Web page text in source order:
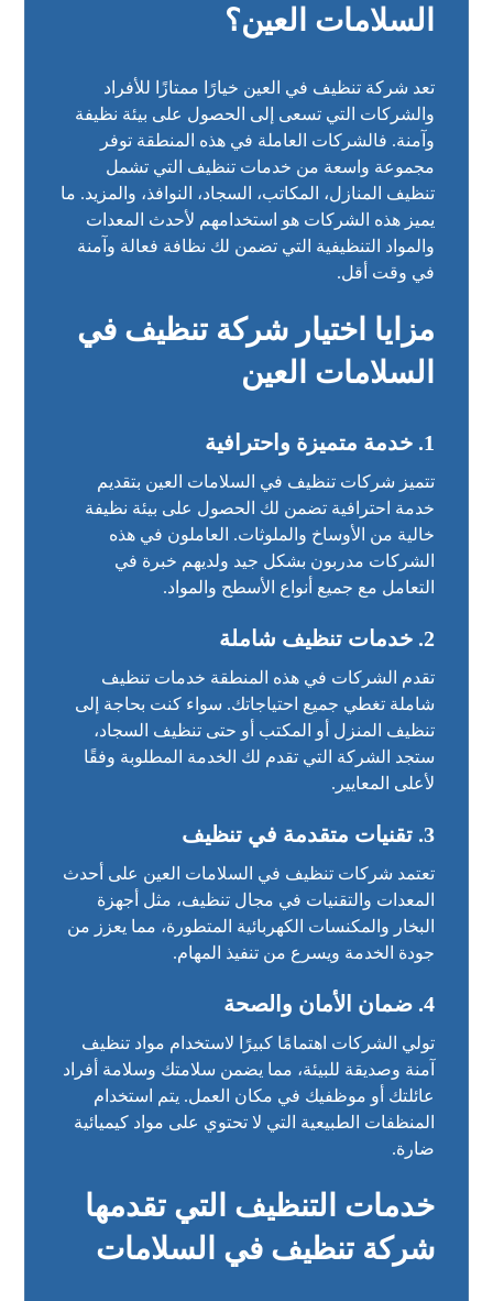
السلامات العين؟
تعد شركة تنظيف في العين خيارًا ممتازًا للأفراد
والشركات التي تسعى إلى الحصول على بيئة نظيفة
وآمنة. فالشركات العاملة في هذه المنطقة توفر
مجموعة واسعة من خدمات تنظيف التي تشمل
تنظيف المنازل، المكاتب، السجاد، النوافذ، والمزيد. ما
يميز هذه الشركات هو استخدامهم لأحدث المعدات
والمواد التنظيفية التي تضمن لك نظافة فعالة وآمنة
في وقت أقل.
مزايا اختيار شركة تنظيف في
السلامات العين
1. خدمة متميزة واحترافية
تتميز شركات تنظيف في السلامات العين بتقديم
خدمة احترافية تضمن لك الحصول على بيئة نظيفة
خالية من الأوساخ والملوثات. العاملون في هذه
الشركات مدربون بشكل جيد ولديهم خبرة في
التعامل مع جميع أنواع الأسطح والمواد.
2. خدمات تنظيف شاملة
تقدم الشركات في هذه المنطقة خدمات تنظيف
شاملة تغطي جميع احتياجاتك. سواء كنت بحاجة إلى
تنظيف المنزل أو المكتب أو حتى تنظيف السجاد،
ستجد الشركة التي تقدم لك الخدمة المطلوبة وفقًا
لأعلى المعايير.
3. تقنيات متقدمة في تنظيف
تعتمد شركات تنظيف في السلامات العين على أحدث
المعدات والتقنيات في مجال تنظيف، مثل أجهزة
البخار والمكنسات الكهربائية المتطورة، مما يعزز من
جودة الخدمة ويسرع من تنفيذ المهام.
4. ضمان الأمان والصحة
تولي الشركات اهتمامًا كبيرًا لاستخدام مواد تنظيف
آمنة وصديقة للبيئة، مما يضمن سلامتك وسلامة أفراد
عائلتك أو موظفيك في مكان العمل. يتم استخدام
المنظفات الطبيعية التي لا تحتوي على مواد كيميائية
ضارة.
خدمات التنظيف التي تقدمها
شركة تنظيف في السلامات